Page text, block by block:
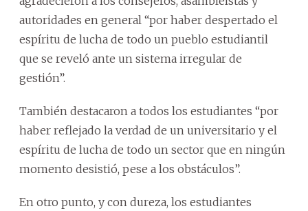
autoridades en general “por haber despertado el
espíritu de lucha de todo un pueblo estudiantil
que se reveló ante un sistema irregular de
gestión”.
También destacaron a todos los estudiantes “por
haber reflejado la verdad de un universitario y el
espíritu de lucha de todo un sector que en ningún
momento desistió, pese a los obstáculos”.
En otro punto, y con dureza, los estudiantes